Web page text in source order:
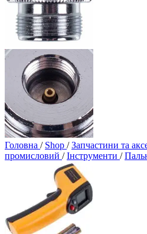
Головна / Shop / Запчастини та
промисловий / Інструменти /